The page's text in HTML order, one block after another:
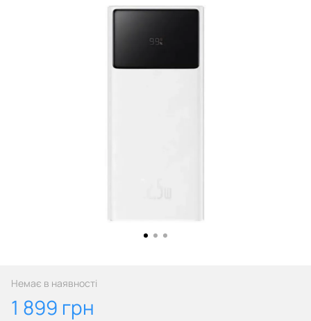
Немає в наявності
1 899 грн